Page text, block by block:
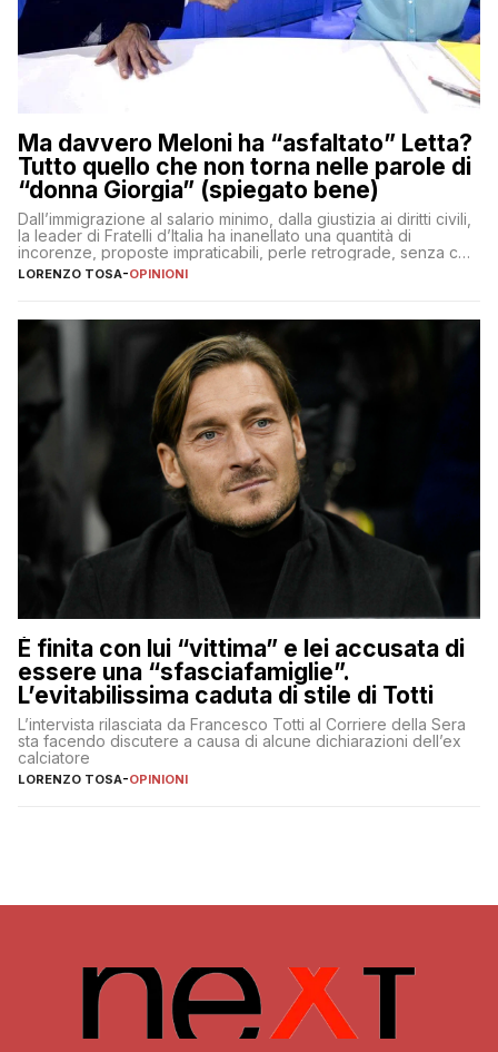
Ma davvero Meloni ha “asfaltato” Letta?
Tutto quello che non torna nelle parole di
“donna Giorgia” (spiegato bene)
Dall’immigrazione al salario minimo, dalla giustizia ai diritti civili,
la leader di Fratelli d’Italia ha inanellato una quantità di
incorenze, proposte impraticabili, perle retrograde, senza che
nessuno – a destra come a sinistra – glielo abbia fatto notare
LORENZO TOSA-OPINIONI
È finita con lui “vittima” e lei accusata di
essere una “sfasciafamiglie”.
L’evitabilissima caduta di stile di Totti
L’intervista rilasciata da Francesco Totti al Corriere della Sera
sta facendo discutere a causa di alcune dichiarazioni dell’ex
calciatore
LORENZO TOSA-OPINIONI